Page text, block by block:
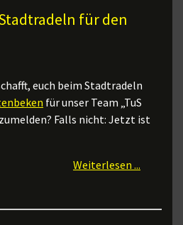
für den
euch beim Stadtradeln
für unser Team „TuS
Falls nicht: Jetzt ist
Weiterlesen ...